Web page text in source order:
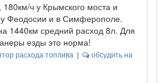
180км/ч у Крымского моста и
у Феодосии и в Симферополе.
1440км средний расход 8л. Для
езды это норма!
расхода топлива |
обсудить на